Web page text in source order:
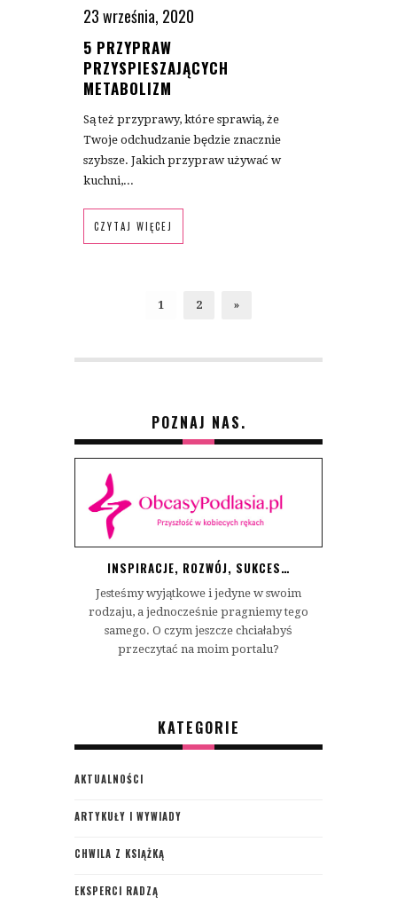
23 września, 2020
5 PRZYPRAW
PRZYSPIESZAJĄCYCH
METABOLIZM
Są też przyprawy, które sprawią, że
Twoje odchudzanie będzie znacznie
szybsze. Jakich przypraw używać w
kuchni,...
CZYTAJ WIĘCEJ
1 2 »
POZNAJ NAS.
INSPIRACJE, ROZWÓJ, SUKCES…
Jesteśmy wyjątkowe i jedyne w swoim
rodzaju, a jednocześnie pragniemy tego
samego. O czym jeszcze chciałabyś
przeczytać na moim portalu?
KATEGORIE
AKTUALNOŚCI
ARTYKUŁY I WYWIADY
CHWILA Z KSIĄŻKĄ
EKSPERCI RADZĄ